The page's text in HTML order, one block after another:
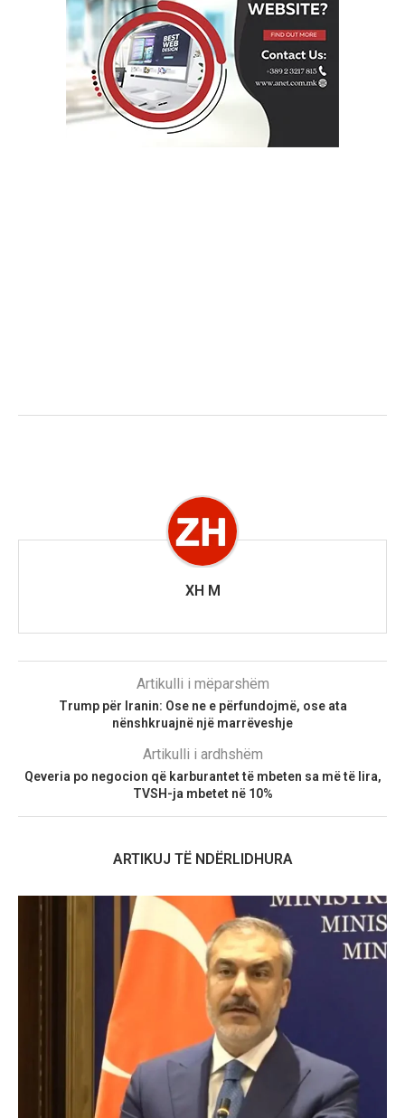
XH M
Artikulli i mëparshëm
Trump për Iranin: Ose ne e përfundojmë, ose ata
nënshkruajnë një marrëveshje
Artikulli i ardhshëm
Qeveria po negocion që karburantet të mbeten sa më të lira,
TVSH-ja mbetet në 10%
ARTIKUJ TË NDËRLIDHURA